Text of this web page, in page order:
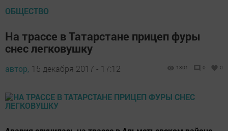
ОБЩЕСТВО
На трассе в Татарстане прицеп фуры
снес легковушку
автор, 15 декабря 2017 - 17:12 1301 0 0